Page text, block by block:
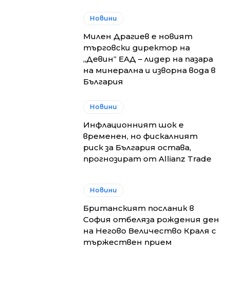
Новини
Милен Драгиев е новият
търговски директор на
„Девин“ ЕАД – лидер на пазара
на минерална и изворна вода в
България
Новини
Инфлационният шок е
временен, но фискалният
риск за България остава,
прогнозират от Allianz Trade
Новини
Британският посланик в
София отбеляза рождения ден
на Негово Величество Краля с
тържествен прием